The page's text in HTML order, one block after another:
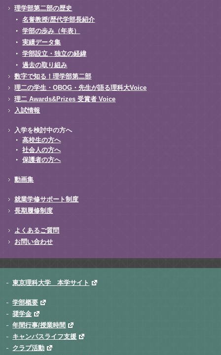
理学部第二部の歴史
名誉教授/歴代学部長紹介
学部の歩み（年表）
実績データ集
学部設立・独立の経緯
過去の取り組み
数字で知る！理学部第二部
理二の学生・OBOG・先生が語る理科大Voice
理二 Awards&Prizes 受賞者 Voice
入試情報
入学を検討中の方へ
高校生の方へ
社会人の方へ
保護者の方へ
動画集
就業学修サポート制度
長期履修制度
よくあるご質問
お問い合わせ
東京理科大学 本学サイト
学部概要
奨学金
年間行事/授業時間
キャンパスライフ支援
クラブ活動